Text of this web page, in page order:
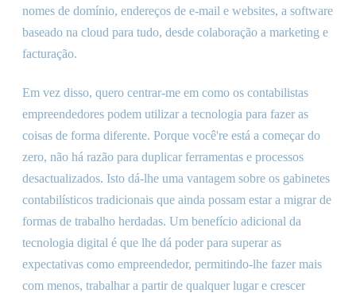
nomes de domínio, endereços de e-mail e websites, a software
baseado na cloud para tudo, desde colaboração a marketing e
facturação.
Em vez disso, quero centrar-me em como os contabilistas
empreendedores podem utilizar a tecnologia para fazer as
coisas de forma diferente. Porque você're está a começar do
zero, não há razão para duplicar ferramentas e processos
desactualizados. Isto dá-lhe uma vantagem sobre os gabinetes
contabilísticos tradicionais que ainda possam estar a migrar de
formas de trabalho herdadas. Um benefício adicional da
tecnologia digital é que lhe dá poder para superar as
expectativas como empreendedor, permitindo-lhe fazer mais
com menos, trabalhar a partir de qualquer lugar e crescer